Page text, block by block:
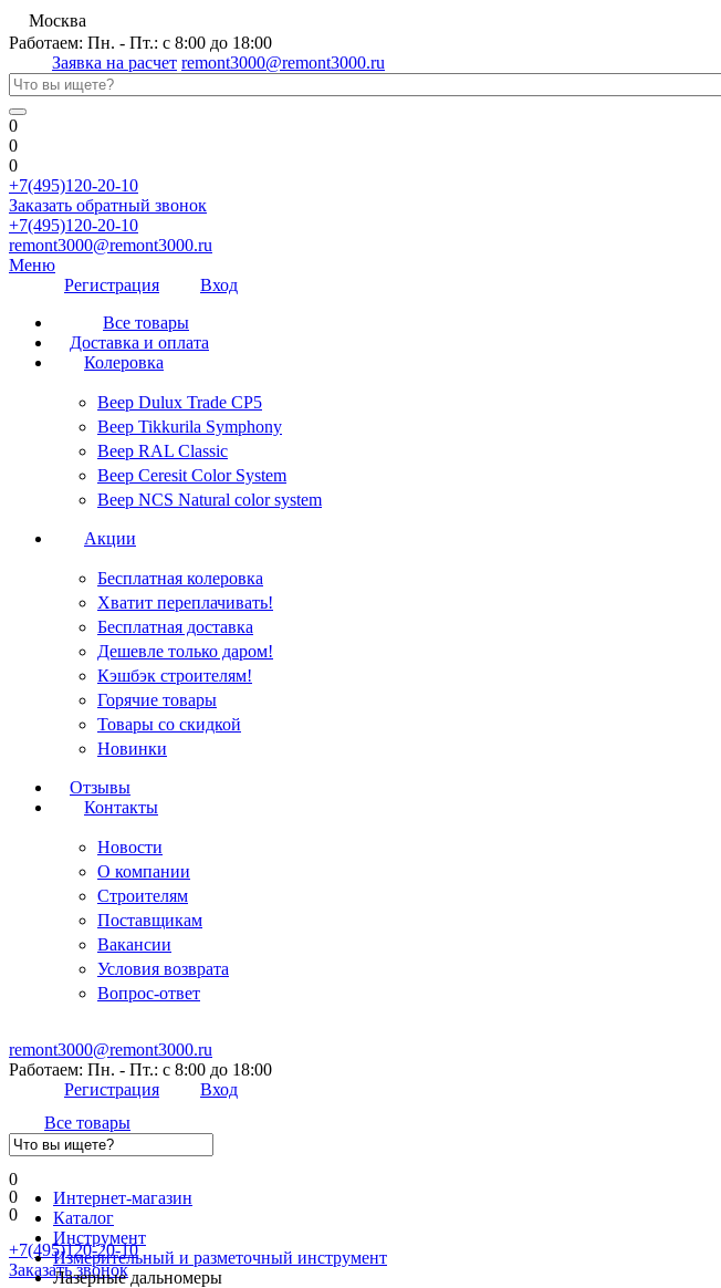
Москва
Работаем: Пн. - Пт.: с 8:00 до 18:00
Заявка на расчет remont3000@remont3000.ru
0
0
0
+7(495)120-20-10
Заказать обратный звонок
+7(495)120-20-10
remont3000@remont3000.ru
Меню
Регистрация
Вход
Все товары
Доставка и оплата
Колеровка
Веер Dulux Trade CP5
Веер Tikkurila Symphony
Веер RAL Classic
Веер Ceresit Color System
Веер NCS Natural color system
Акции
Бесплатная колеровка
Хватит переплачивать!
Бесплатная доставка
Дешевле только даром!
Кэшбэк строителям!
Горячие товары
Товары со скидкой
Новинки
Отзывы
Контакты
Новости
О компании
Строителям
Поставщикам
Вакансии
Условия возврата
Вопрос-ответ
remont3000@remont3000.ru
Работаем: Пн. - Пт.: с 8:00 до 18:00
Регистрация
Вход
Все товары
0
0
0
+7(495)120-20-10
Заказать звонок
Интернет-магазин
Каталог
Инструмент
Измерительный и разметочный инструмент
Лазерные дальномеры